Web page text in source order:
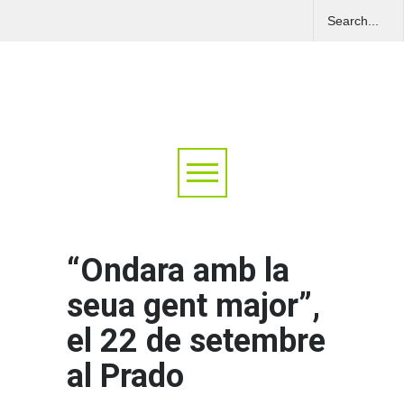
“Ondara amb la
seua gent major”,
el 22 de setembre
al Prado